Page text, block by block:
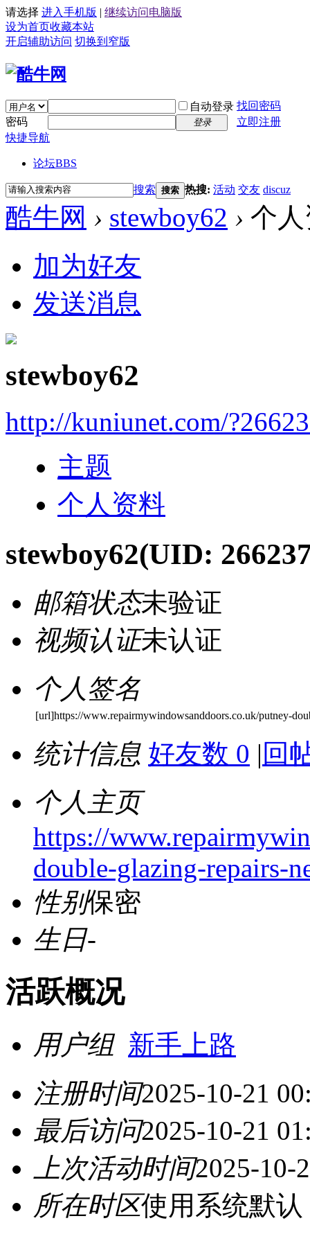
请选择 进入手机版 | 继续访问电脑版
设为首页收藏本站
开启辅助访问 切换到窄版
自动登录 找回密码
密码
登录
立即注册
快捷导航
论坛BBS
搜索 搜索 热搜: 活动 交友 discuz
酷牛网 › stewboy62 › 个
加为好友
发送消息
stewboy62
http://kuniunet.com/
主题
个人资料
stewboy62(UID:
邮箱状态未验证
视频认证未认证
个人签名
[url]https://www.repairmywindowsanddoors.co.uk/putney-
统计信息 好友数 0 | 回
个人主页
https://
double-glazing-repairs-
性别保密
生日-
活跃概况
用户组 新手上路
注册时间2025-10-21
最后访问2025-10-21
上次活动时间2025-10-
所在时区使用系统默认